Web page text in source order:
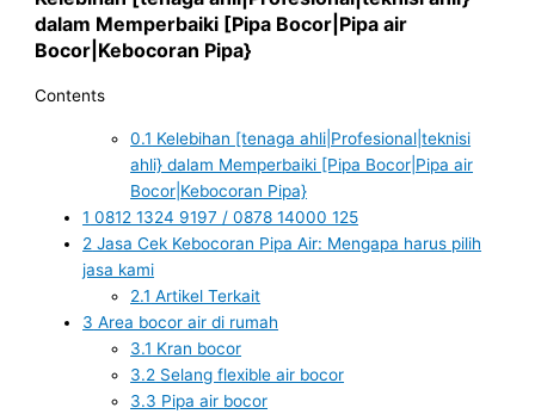
dalam Memperbaiki [Pipa Bocor|Pipa air
Bocor|Kebocoran Pipa}
Contents
0.1 Kelebihan [tenaga ahli|Profesional|teknisi
ahli} dalam Memperbaiki [Pipa Bocor|Pipa air
Bocor|Kebocoran Pipa}
1 0812 1324 9197 / 0878 14000 125
2 Jasa Cek Kebocoran Pipa Air: Mengapa harus pilih
jasa kami
2.1 Artikel Terkait
3 Area bocor air di rumah
3.1 Kran bocor
3.2 Selang flexible air bocor
3.3 Pipa air bocor